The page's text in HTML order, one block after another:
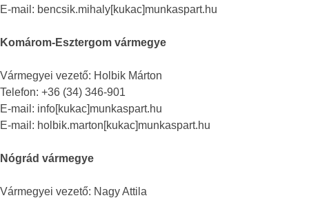
E-mail: bencsik.mihaly[kukac]munkaspart.hu
Komárom-Esztergom vármegye
Vármegyei vezető: Holbik Márton
Telefon: +36 (34) 346-901
E-mail: info[kukac]munkaspart.hu
E-mail: holbik.marton[kukac]munkaspart.hu
Nógrád vármegye
Vármegyei vezető: Nagy Attila